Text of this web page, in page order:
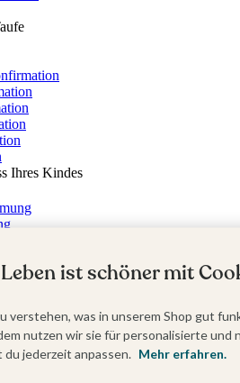
Ihres Kindes
ist schöner mit
verstehen, was in unserem Shop gut
nutzen wir sie für personalisierte
du jederzeit anpassen. Mehr erfahren.